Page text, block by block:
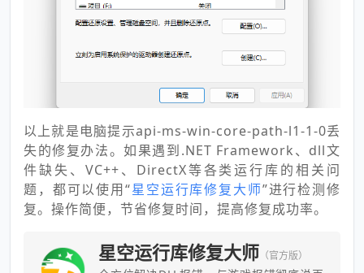
以上就是电脑提示api-ms-win-core-path-l1-1-0丢
失的修复办法。如果遇到.NET Framework、dll文
件缺失、VC++、DirectX等各类运行库的相关问
题，都可以使用“星空运行库修复大师”进行检测修
复。操作简便，节省修复时间，提高修复成功率。
星空运行库修复大师 （官方版）